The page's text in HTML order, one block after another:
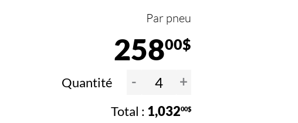
Par pneu
25800$
Quantité - +
1,03200$